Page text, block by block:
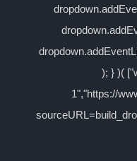
); } )(
1","https://